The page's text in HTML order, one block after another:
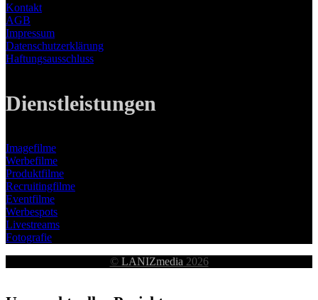
Kontakt
AGB
Impressum
Datenschutzerklärung
Haftungsausschluss
Dienstleistungen
Imagefilme
Werbefilme
Produktfilme
Recruitingfilme
Eventfilme
Werbespots
Livestreams
Fotografie
© LANIZmedia 2026